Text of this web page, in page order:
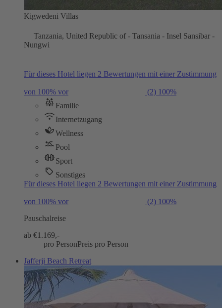
Kigwedeni Villas
Tanzania, United Republic of - Tansania - Insel Sansibar -
Nungwi
Für dieses Hotel liegen 2 Bewertungen mit einer Zustimmung
von 100% vor (2) 100%
Familie
Internetzugang
Wellness
Pool
Sport
Sonstiges
Für dieses Hotel liegen 2 Bewertungen mit einer Zustimmung
von 100% vor (2) 100%
Pauschalreise
ab €1.169,-
pro PersonPreis pro Person
Jafferji Beach Retreat